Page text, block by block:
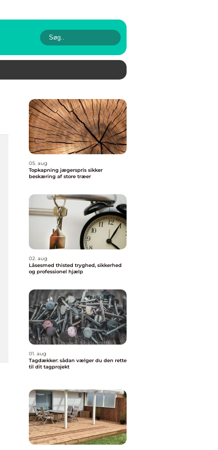
05. aug
Topkapning jægerspris sikker
beskæring af store træer
02. aug
Låsesmed thisted tryghed, sikkerhed
og professionel hjælp
01. aug
Tagdækker: sådan vælger du den rette
til dit tagprojekt